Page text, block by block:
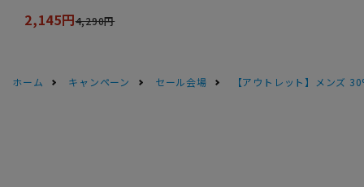
2,145円4,290円
ホーム キャンペーン セール会場 【アウトレット】メンズ